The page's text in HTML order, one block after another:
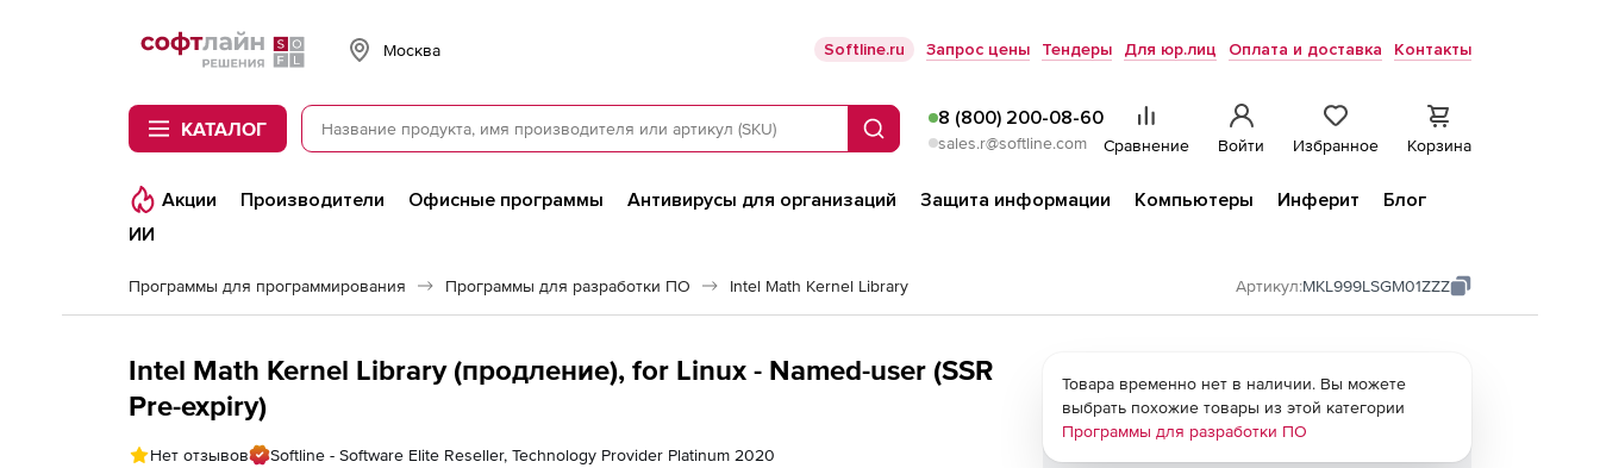
Softline
Москва Softline.ru Запрос цены Тендеры Для юр.лиц Оплата и доставка Контакты
КАТАЛОГ Поиск
8 (800) 200-08-60
sales.r@softline.com Сравнение Войти Избранное Корзина
Акции Производители Офисные программы Антивирусы для организаций Защита информации Компьютеры Инферит
Блог
ИИ
Программы для программирования Программы для разработки ПО Intel Math Kernel Library Артикул:MKL999LSGM01ZZZ
Intel Math Kernel Library (продление), for Linux - Named-user (SSR
Pre-expiry)
Нет отзывов
Softline - Software Elite Reseller, Technology Provider Platinum 2020
Товара временно нет в наличии. Вы можете
выбрать похожие товары из этой категории
Программы для разработки ПО